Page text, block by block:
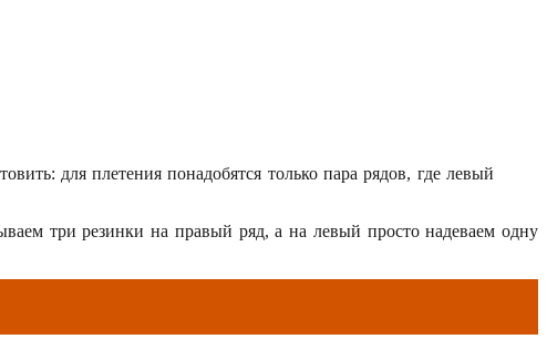
для плетения понадобятся только пара рядов, где левый
три резинки на правый ряд, а на левый просто надеваем одну